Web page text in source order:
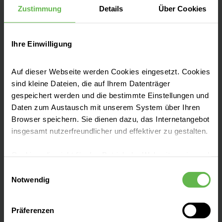
Zustimmung Details Über Cookies
Ihre Einwilligung
Auf dieser Webseite werden Cookies eingesetzt. Cookies
sind kleine Dateien, die auf Ihrem Datenträger
gespeichert werden und die bestimmte Einstellungen und
Daten zum Austausch mit unserem System über Ihren
Browser speichern. Sie dienen dazu, das Internetangebot
insgesamt nutzerfreundlicher und effektiver zu gestalten.
eingesetzt werden.
Es steht Ihnen frei, unsere Seite mit nur den notwendigen
Cookies zu benutzen, eine individuelle Auswahl
Notwendig
Präferenzen
Bei uns arbeiten
Allgemeine Infos